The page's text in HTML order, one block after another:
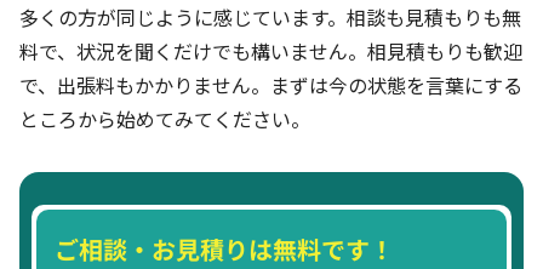
多くの方が同じように感じています。相談も見積もりも無
料で、状況を聞くだけでも構いません。相見積もりも歓迎
で、出張料もかかりません。まずは今の状態を言葉にする
ところから始めてみてください。
ご相談・お見積りは無料です！